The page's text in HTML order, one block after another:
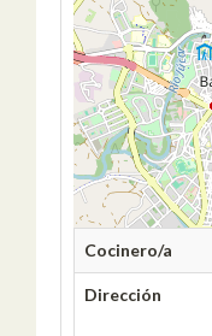
Cocinero/a
Dirección